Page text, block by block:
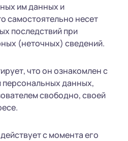
им данных и
самостоятельно несет
последствий при
(неточных) сведений.
что он ознакомлен с
персональных данных,
свободно, своей
с момента его